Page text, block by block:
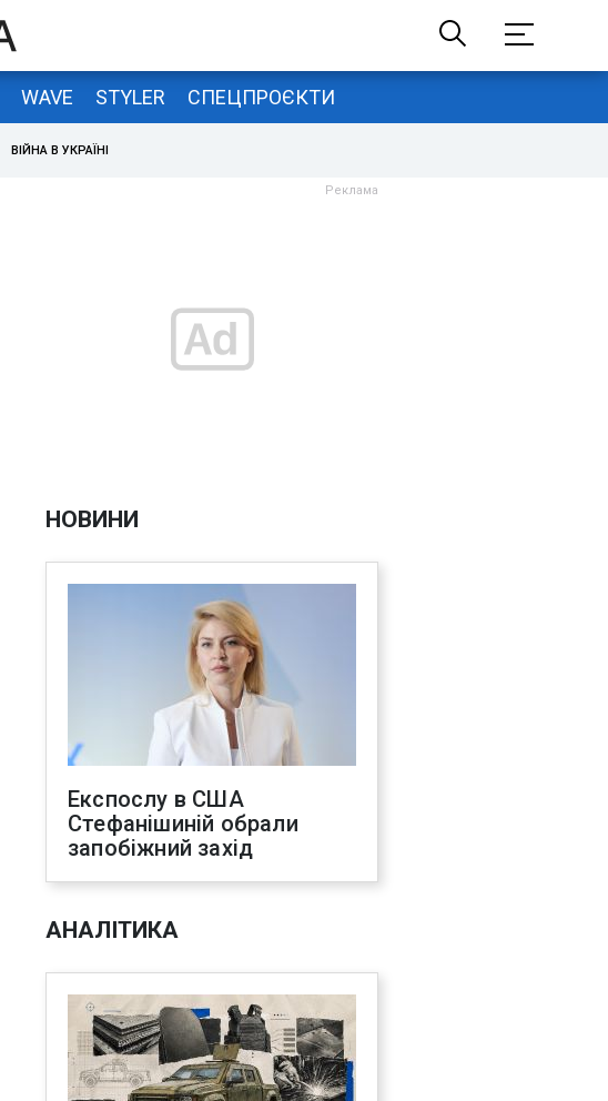
WAVE STYLER СПЕЦПРОЄКТИ
ВІЙНА В УКРАЇНІ
НОВИНИ
Експослу в США
Стефанішиній обрали
запобіжний захід
АНАЛІТИКА